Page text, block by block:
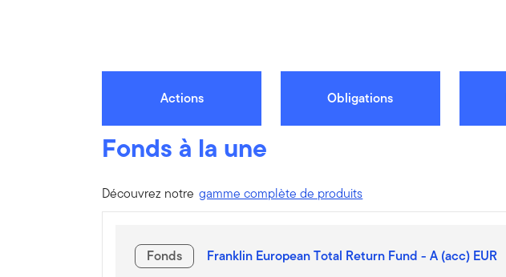
Actions Obligations
Fonds à la une
Découvrez notre gamme complète de produits
Fonds
Franklin European Total Return Fund - A (acc) EUR